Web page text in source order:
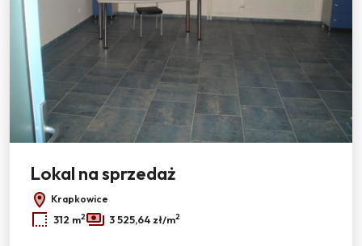
Lokal na sprzedaż
Krapkowice
312 m2 3 525,64 zł/m2